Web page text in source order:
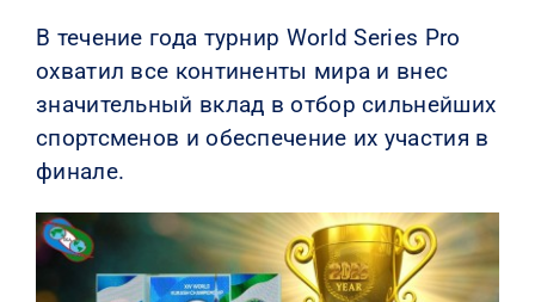
В течение года турнир World Series Pro
охватил все континенты мира и внес
значительный вклад в отбор сильнейших
спортсменов и обеспечение их участия в
финале.